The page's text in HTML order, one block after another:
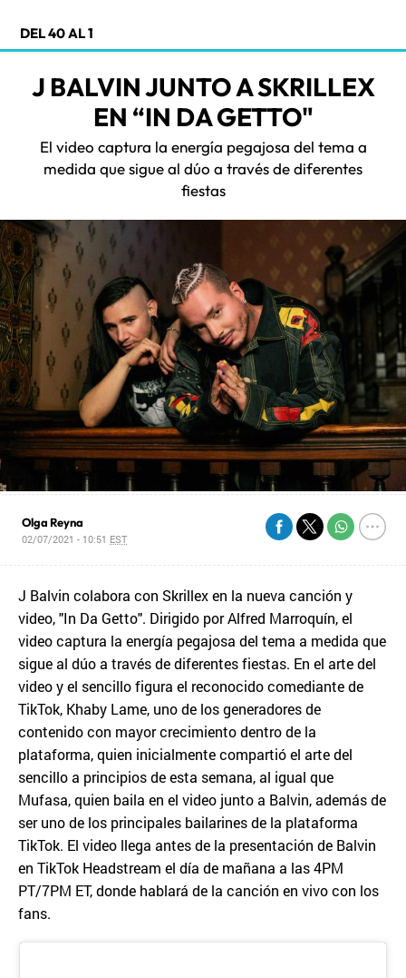
DEL 40 AL 1
J BALVIN JUNTO A SKRILLEX
EN “IN DA GETTO"
El video captura la energía pegajosa del tema a
medida que sigue al dúo a través de diferentes
fiestas
Olga Reyna
02/07/2021 - 10:51 EST
J Balvin colabora con Skrillex en la nueva canción y
video, "In Da Getto". Dirigido por Alfred Marroquín, el
video captura la energía pegajosa del tema a medida que
sigue al dúo a través de diferentes fiestas. En el arte del
video y el sencillo figura el reconocido comediante de
TikTok, Khaby Lame, uno de los generadores de
contenido con mayor crecimiento dentro de la
plataforma, quien inicialmente compartió el arte del
sencillo a principios de esta semana, al igual que
Mufasa, quien baila en el video junto a Balvin, además de
ser uno de los principales bailarines de la plataforma
TikTok. El video llega antes de la presentación de Balvin
en TikTok Headstream el día de mañana a las 4PM
PT/7PM ET, donde hablará de la canción en vivo con los
fans.